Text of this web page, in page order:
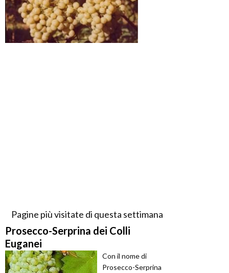
Pagine più visitate di questa settimana
Prosecco-Serprina dei Colli
Euganei
Con il nome di
Prosecco-Serprina